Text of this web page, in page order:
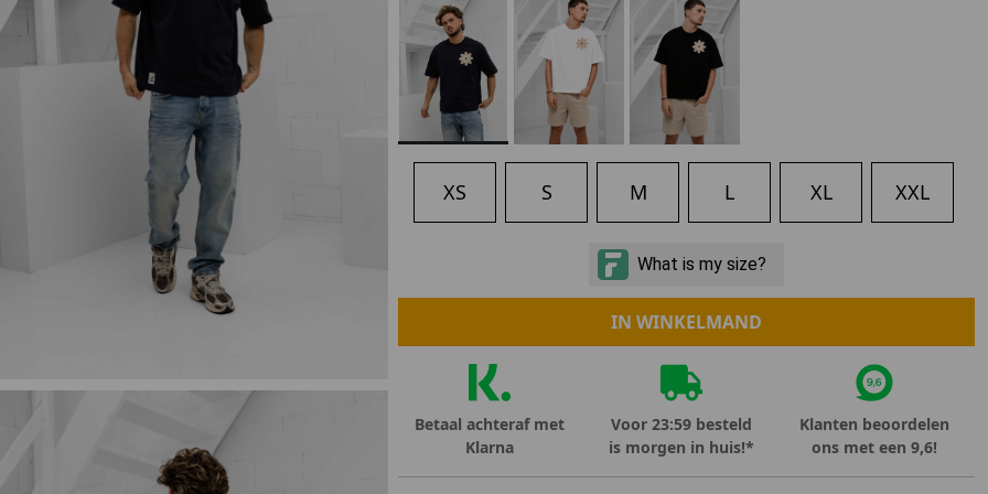
Marokko
Nigeria
Portugal
Spanje
MID SEASON-SALE DAMES MID SEASON-SALE KIDS
XS S M L XL XXL
IN WINKELMAND
Betaal achteraf met
Klarna
Voor 23:59 besteld
is morgen in huis!*
Klanten beoordelen
ons met een 9,6!